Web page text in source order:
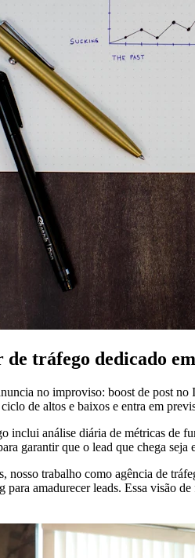
tráfego dedicado
no improviso: boost de post
de altos e baixos e entra em
inclui análise diária de métricas de
garantir que o lead que chega
nosso trabalho como agência de
amadurecer leads. Essa visão